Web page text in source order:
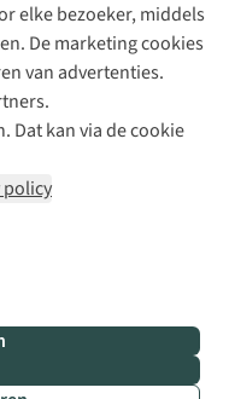
elke bezoeker, middels
De marketing cookies
van advertenties.
Dat kan via de cookie
policy
Bever
B.V.